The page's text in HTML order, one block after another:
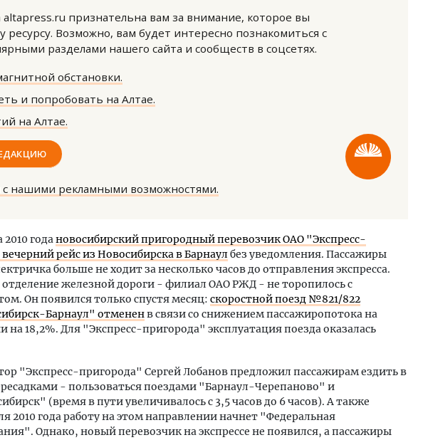
altapress.ru признательна вам за внимание, которое вы
ресурсу. Возможно, вам будет интересно познакомиться с
разделами нашего сайта и сообществ в соцсетях.
обстановки.
и попробовать на Алтае.
на Алтае.
с нашими рекламными возможностями.
годановосибирский пригородный перевозчик ОАО "Экспресс-
рейс из Новосибирска в Барнаулбез уведомления. Пассажиры
больше не ходит за несколько часов до отправления экспресса.
железной дороги - филиал ОАО РЖД - не торопилось с
Он появился только спустя месяц: скоростной поезд №821/822
Барнаул" отмененв связи со снижением пассажиропотока на
на 18,2%. Для "Экспресс-пригорода" эксплуатация поезда оказалась
"Экспресс-пригорода" Сергей Лобанов предложил пассажирам ездить в
- пользоваться поездами "Барнаул-Черепаново" и
(время в пути увеличивалось с 3,5 часов до 6 часов). А также
2010 года работу на этом направлении начнет "Федеральная
Однако, новый перевозчик на экспрессе не появился, а пассажиры
Ищем новые берега. Гендиректор
СТРОИТЕЛЬСТВО
«Белкур» в Белокурихе
ДОМА И КВАРТИРЫ